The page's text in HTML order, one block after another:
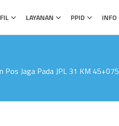
LAYANAN PPID INFO
Pos Jaga Pada JPL 31 KM 45+075